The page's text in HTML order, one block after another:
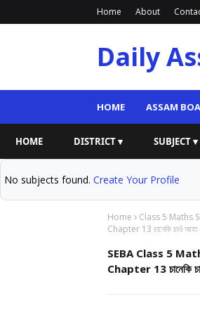
Home About
Daily
HOME ASSAM
HOME DISTRICT ▾ SUBJECT ▾
No subjects found. Create Your Profile
Home Class 5 Maths
Chapter 13 চানেকি চাওঁ
SEBA Class 5
Chapter 13